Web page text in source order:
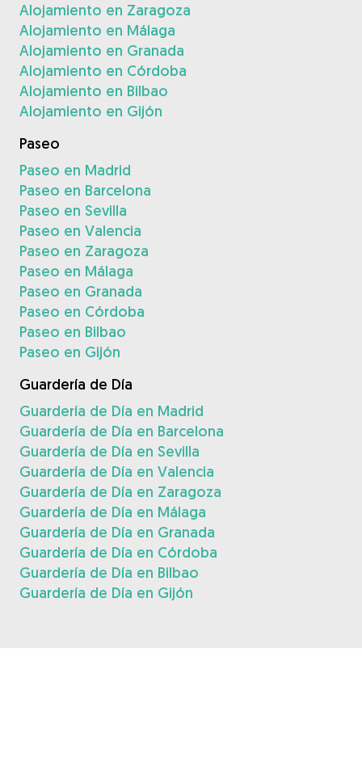
Alojamiento en Zaragoza
Alojamiento en Málaga
Alojamiento en Granada
Alojamiento en Córdoba
Alojamiento en Bilbao
Alojamiento en Gijón
Paseo
Paseo en Madrid
Paseo en Barcelona
Paseo en Sevilla
Paseo en Valencia
Paseo en Zaragoza
Paseo en Málaga
Paseo en Granada
Paseo en Córdoba
Paseo en Bilbao
Paseo en Gijón
Guardería de Día
Guardería de Día en Madrid
Guardería de Día en Barcelona
Guardería de Día en Sevilla
Guardería de Día en Valencia
Guardería de Día en Zaragoza
Guardería de Día en Málaga
Guardería de Día en Granada
Guardería de Día en Córdoba
Guardería de Día en Bilbao
Guardería de Día en Gijón